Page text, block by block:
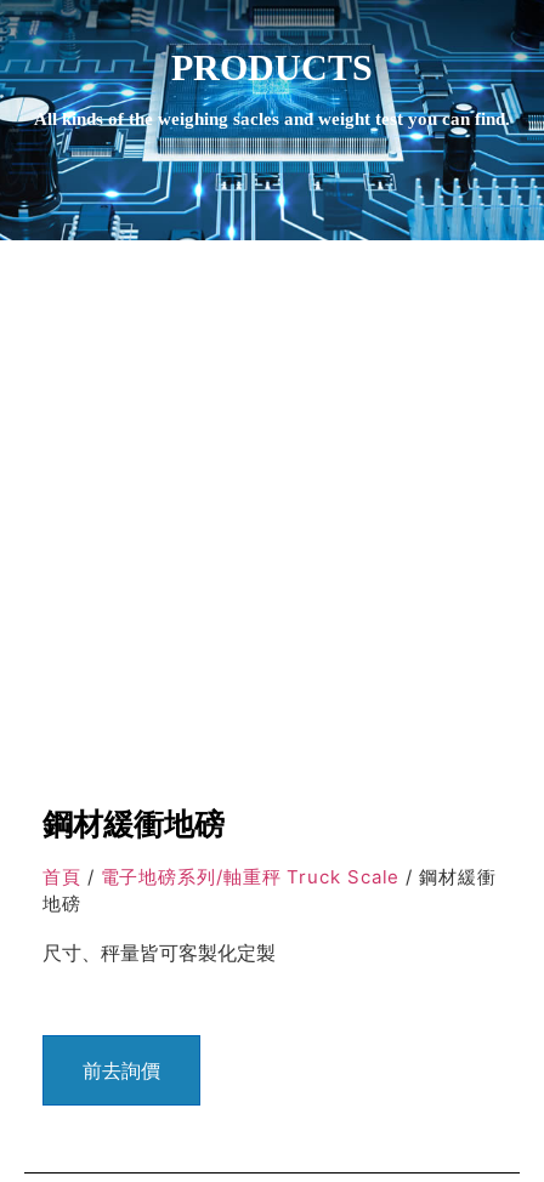
PRODUCTS
All kinds of the weighing sacles and weight test you can find.
鋼材緩衝地磅
首頁 / 電子地磅系列/軸重秤 Truck Scale / 鋼材緩衝
地磅
尺寸、秤量皆可客製化定製
前去詢價